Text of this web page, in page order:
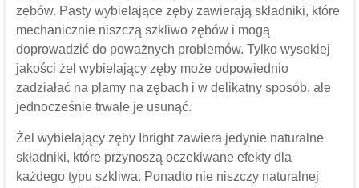
zębów. Pasty wybielające zęby zawierają składniki, które
mechanicznie niszczą szkliwo zębów i mogą
doprowadzić do poważnych problemów. Tylko wysokiej
jakości żel wybielający zęby może odpowiednio
zadziałać na plamy na zębach i w delikatny sposób, ale
jednocześnie trwale je usunąć.
Żel wybielający zęby Ibright zawiera jedynie naturalne
składniki, które przynoszą oczekiwane efekty dla
każdego typu szkliwa. Ponadto nie niszczy naturalnej